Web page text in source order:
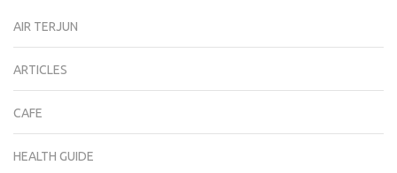
AIR TERJUN
ARTICLES
CAFE
HEALTH GUIDE